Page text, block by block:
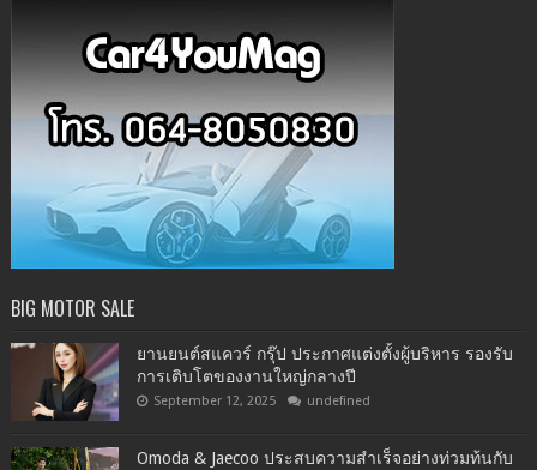
BIG MOTOR SALE
ยานยนต์สแควร์ กรุ๊ป ประกาศแต่งตั้งผู้บริหาร รองรับ
การเติบโตของงานใหญ่กลางปี
September 12, 2025 undefined
Omoda & Jaecoo ประสบความสำเร็จอย่างท่วมท้นกับ